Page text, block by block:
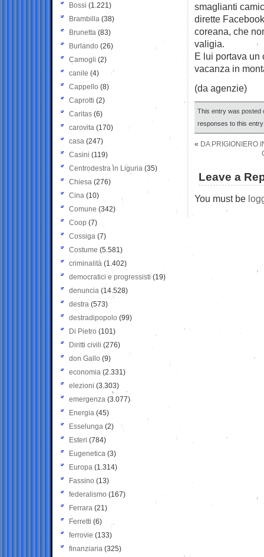
smaglianti
dirette
coreana, che
valigia.
E lui portava un
vacanza in
(da agenzie)
This entry was posted
responses to this
« DA PRIGIONIERO
Leave a
You must be
Bossi (1.221)
Brambilla (38)
Brunetta (83)
Burlando (26)
Camogli (2)
canile (4)
Cappello (8)
Caprotti (2)
Caritas (6)
carovita (170)
casa (247)
Casini (119)
Centrodestra in Liguria (35)
Chiesa (276)
Cina (10)
Comune (342)
Coop (7)
Cossiga (7)
Costume (5.581)
criminalità (1.402)
democratici e progressisti (19)
denuncia (14.528)
destra (573)
destradipopolo (99)
Di Pietro (101)
Diritti civili (276)
don Gallo (9)
economia (2.331)
elezioni (3.303)
emergenza (3.077)
Energia (45)
Esselunga (2)
Esteri (784)
Eugenetica (3)
Europa (1.314)
Fassino (13)
federalismo (167)
Ferrara (21)
Ferretti (6)
ferrovie (133)
finanziaria (325)